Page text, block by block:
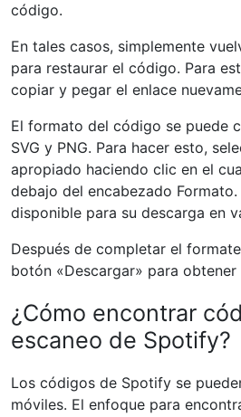
código.
En tales casos, simplemente
para restaurar el código. Para
copiar y pegar el enlace
El formato del código se puede
SVG y PNG. Para hacer esto,
apropiado haciendo clic en el
debajo del encabezado
disponible para su descarga en
Después de completar el
botón «Descargar» para
¿Cómo encontrar
escaneo de Spotify?
Los códigos de Spotify se
móviles. El enfoque para